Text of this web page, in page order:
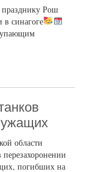
Рош
синагоге
области
погибших на